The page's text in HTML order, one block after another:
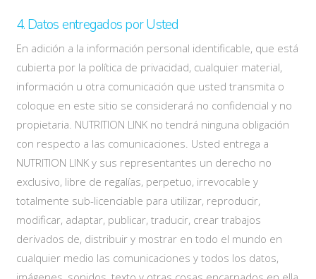
4. Datos entregados por Usted
En adición a la información personal identificable, que está
cubierta por la política de privacidad, cualquier material,
información u otra comunicación que usted transmita o
coloque en este sitio se considerará no confidencial y no
propietaria. NUTRITION LINK no tendrá ninguna obligación
con respecto a las comunicaciones. Usted entrega a
NUTRITION LINK y sus representantes un derecho no
exclusivo, libre de regalías, perpetuo, irrevocable y
totalmente sub-licenciable para utilizar, reproducir,
modificar, adaptar, publicar, traducir, crear trabajos
derivados de, distribuir y mostrar en todo el mundo en
cualquier medio las comunicaciones y todos los datos,